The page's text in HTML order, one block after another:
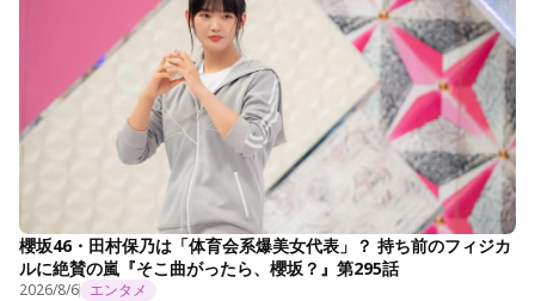
櫻坂46・田村保乃は「体育会系爆美女代表」？ 持ち前のフィジカ
ルに絶賛の嵐『そこ曲がったら、櫻坂？』第295話
2026/8/6 エンタメ